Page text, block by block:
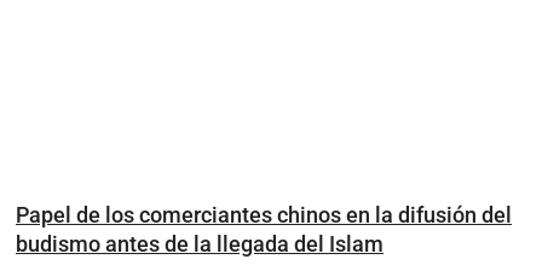
Papel de los comerciantes chinos en la difusión del
budismo antes de la llegada del Islam